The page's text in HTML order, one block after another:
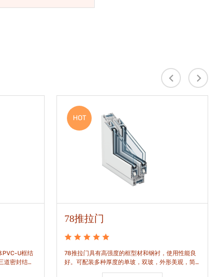
PVC-U框结
道密封结
HOT
78推拉门
78推拉门具有高强度的框型材和钢衬，使用性能良
好。可配装多种厚度的单玻，双玻，外形美观，简